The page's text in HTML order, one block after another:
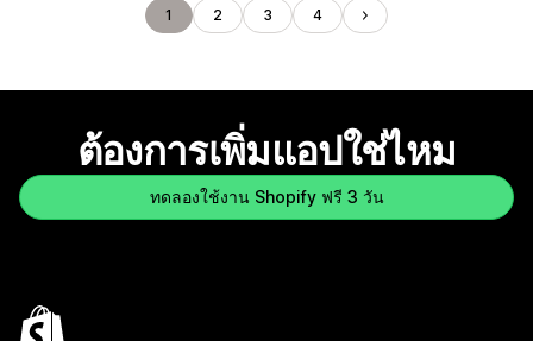
1 2 3 4
ต้องการเพิ่มแอปใช่ไหม
ทดลองใช้งาน Shopify ฟรี 3 วัน